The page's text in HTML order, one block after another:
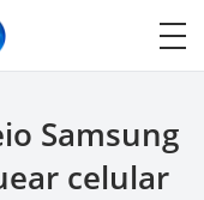
Samsung
celular